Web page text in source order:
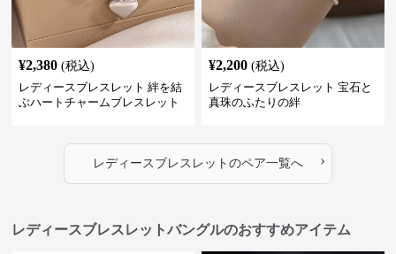
¥2,380 (税込)
レディースブレスレット 絆を結
ぶハートチャームブレスレット
¥2,200 (税込)
レディースブレスレット 宝石と
真珠のふたりの絆
レディースブレスレット のペア一覧へ ›
レディースブレスレットバングルのおすすめアイテム